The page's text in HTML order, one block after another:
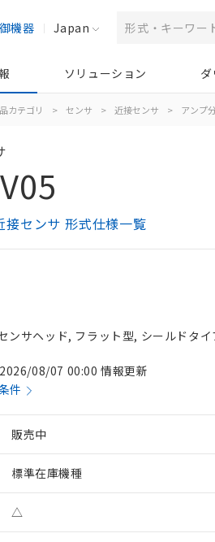
機器 Japan
ソリューション
カテゴリ > センサ > 近接センサ > アンプ
接センサ 形式仕様一覧
ンサヘッド, フラット型, シールドタ
2026/08/07 00:00 情報更新
件
販売中
標準在庫機種
△